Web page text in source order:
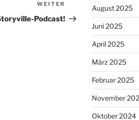
Nächster
Beitrag
WEITER
Podcast!
August 2025
Juni 2025
April 2025
März 2025
Februar 2025
November
Oktober 2024